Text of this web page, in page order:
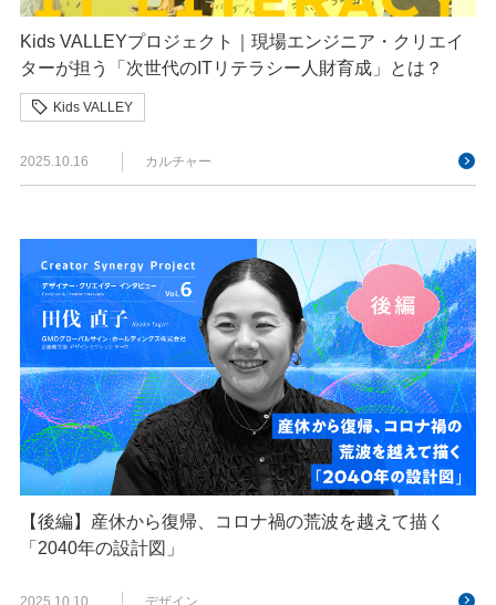
Kids VALLEYプロジェクト｜現場エンジニア・クリエイ
ターが担う「次世代のITリテラシー人財育成」とは？
Kids VALLEY
2025.10.16 カルチャー
【後編】産休から復帰、コロナ禍の荒波を越えて描く
「2040年の設計図」
2025.10.10 デザイン